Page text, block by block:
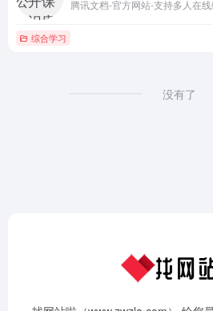
腾讯文档-官方网站-支持多人在
综合学习
没有了